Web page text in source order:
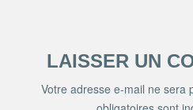
LAISSER UN
Votre adresse e-mail ne sera